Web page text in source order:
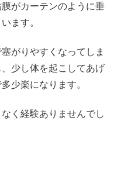
がカーテンのように垂
ます。
がりやすくなってしま
少し体を起こしてあげ
少楽になります。
く経験ありませんでし